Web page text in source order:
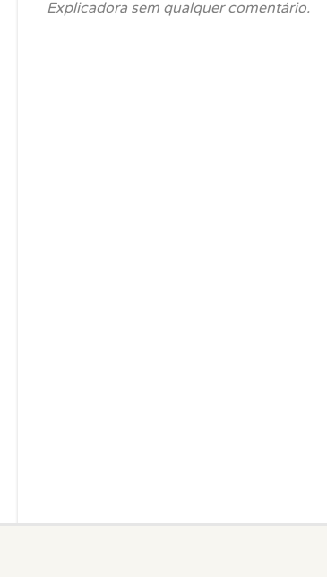
Explicadora sem qualquer comentário.